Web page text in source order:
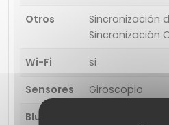
Otros
Sincronización
Sincronización
Wi-Fi
si
Sensores
Giroscopio
Bluetooth